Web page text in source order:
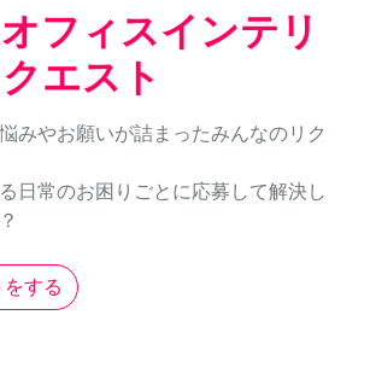
フィスインテリ
エスト
みやお願いが詰まったみんなのリク
日常のお困りごとに応募して解決し
をする